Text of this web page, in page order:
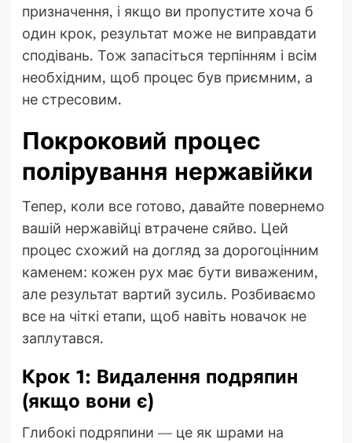
призначення, і якщо ви пропустите хоча б
один крок, результат може не виправдати
сподівань. Тож запасіться терпінням і всім
необхідним, щоб процес був приємним, а
не стресовим.
Покроковий процес
полірування нержавійки
Тепер, коли все готово, давайте повернемо
вашій нержавійці втрачене сяйво. Цей
процес схожий на догляд за дорогоцінним
каменем: кожен рух має бути виваженим,
але результат вартий зусиль. Розбиваємо
все на чіткі етапи, щоб навіть новачок не
заплутався.
Крок 1: Видалення подряпин
(якщо вони є)
Глибокі подряпини — це як шрами на